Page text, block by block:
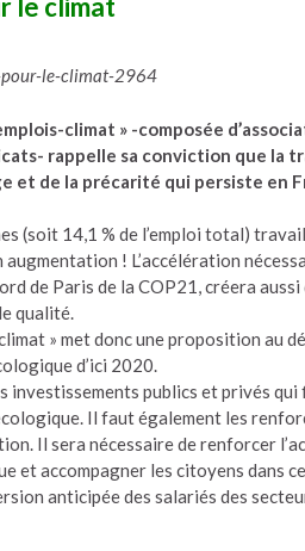
le climat
le-climat-2964
climat » -composée
rappelle sa conviction que la
et de la précarité qui persiste en
(soit 14,1 % de l’emploi total)
augmentation ! L’accélération
de Paris de la COP21, créera
qualité.
» met donc une proposition au
d’ici 2020.
investissements publics et privés
Il faut également les
Il sera nécessaire de renforcer
et accompagner les citoyens dans
anticipée des salariés des